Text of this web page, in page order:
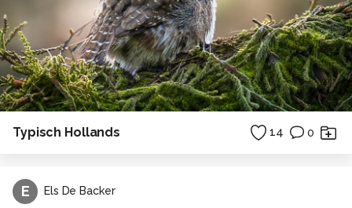
Typisch Hollands 14 0
E Els De Backer